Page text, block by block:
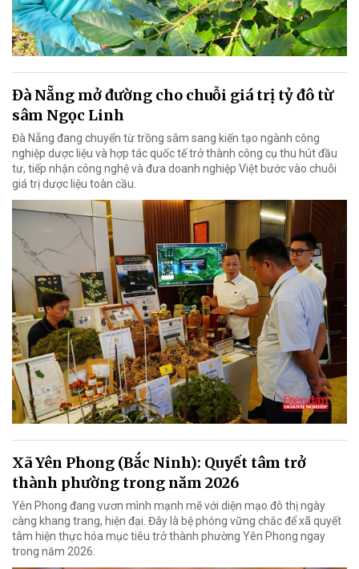
Đà Nẵng mở đường cho chuỗi giá trị tỷ đô từ
sâm Ngọc Linh
Đà Nẵng đang chuyển từ trồng sâm sang kiến tạo ngành công
nghiệp dược liệu và hợp tác quốc tế trở thành công cụ thu hút đầu
tư, tiếp nhận công nghệ và đưa doanh nghiệp Việt bước vào chuỗi
giá trị dược liệu toàn cầu.
Xã Yên Phong (Bắc Ninh): Quyết tâm trở
thành phường trong năm 2026
Yên Phong đang vươn mình mạnh mẽ với diện mạo đô thị ngày
càng khang trang, hiện đại. Đây là bệ phóng vững chắc để xã quyết
tâm hiện thực hóa mục tiêu trở thành phường Yên Phong ngay
trong năm 2026.